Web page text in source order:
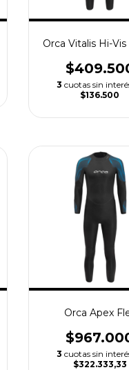
Orca Vitalis Hi-
3 cuotas sin
$136.500
Orca Apex
3 cuotas sin
$322.333,33